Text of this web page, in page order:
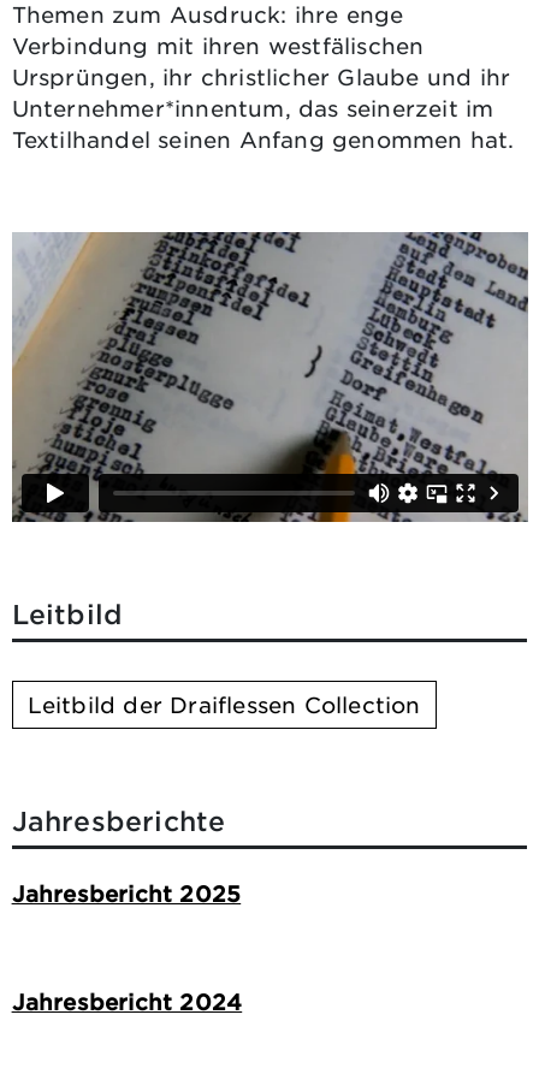
Themen zum Ausdruck: ihre enge
Verbindung mit ihren westfälischen
Ursprüngen, ihr christlicher Glaube und ihr
Unternehmer*innentum, das seinerzeit im
Textilhandel seinen Anfang genommen hat.
Leitbild
Leitbild der Draiflessen Collection
Jahresberichte
Jahresbericht 2025
Jahresbericht 2024